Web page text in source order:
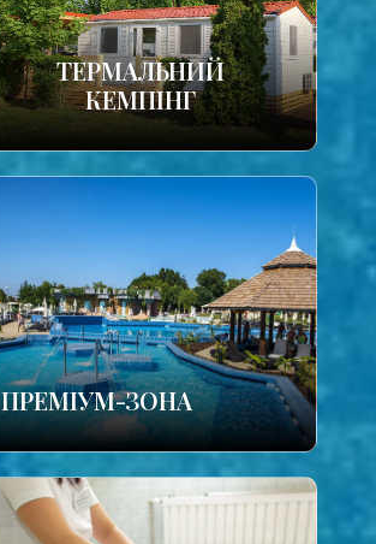
ТЕРМАЛЬНИЙ
КЕМПІНГ
ПРЕМІУМ-ЗОНА